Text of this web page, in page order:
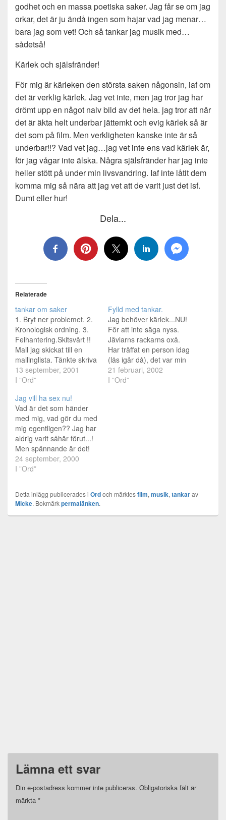
godhet och en massa poetiska saker. Jag får se om jag
orkar, det är ju ändå ingen som hajar vad jag menar…
bara jag som vet! Och så tankar jag musik med…
sådetså!
Kärlek och själsfränder!
För mig är kärleken den största saken någonsin, iaf om
det är verklig kärlek. Jag vet inte, men jag tror jag har
drömt upp en något naiv bild av det hela. jag tror att när
det är äkta helt underbar jättemkt och evig kärlek så är
det som på film. Men verkligheten kanske inte är så
underbar!!? Vad vet jag…jag vet inte ens vad kärlek är,
för jag vågar inte älska. Några själsfränder har jag inte
heller stött på under min livsvandring. Iaf inte låtit dem
komma mig så nära att jag vet att de varit just det isf.
Dumt eller hur!
Dela...
Relaterade
tankar om saker
1. Bryt ner problemet. 2.
Kronologisk ordning. 3.
Felhantering.Skitsvårt !!
Mail jag skickat till en
mailinglista. Tänkte skriva
ett lååångt brev där jag
ska försöka sammanfatta
diskuterats. Det kommer
säkert vara en del saker
som ni inte förstår hur jag
menar eller där jag
bara…
13 september, 2001
I ”Ord”
Fylld med tankar.
Jag behöver kärlek...NU!
För att inte säga nyss.
Jävlarns rackarns oxå.
Har träffat en person idag
(läs igår då), det var min
far som kom med min
tvätt...men han gick lika
21 februari, 2002
I ”Ord”
Jag vill ha sex nu!
Vad är det som händer
med mig, vad gör du med
mig egentligen?? Jag har
aldrig varit såhär förut...!
Men spännande är det!
Lite drygt att det är en
massa saker som hindrar
har alltid varit så.Jag…
24 september, 2000
I ”Ord”
Detta inlägg publicerades i Ordoch märktesfilm, musik, tankarav
Micke. Bokmärkpermalänken.
Lämna ett svar
Din e-postadress kommer inte publiceras. Obligatoriska fält är
märkta *